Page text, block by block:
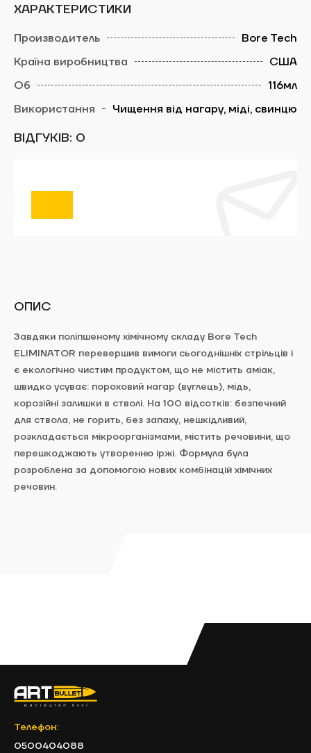
ХАРАКТЕРИСТИКИ
Bore Tech
США
116мл
Чищення від нагару, міді, свинцю
ВІДГУКІВ: 0
ОПИС
Завдяки поліпшеному хімічному складу Bore Tech
ELIMINATOR перевершив вимоги сьогоднішніх стрільців і
є екологічно чистим продуктом, що не містить аміак,
швидко усуває: пороховий нагар (вуглець), мідь,
корозійні залишки в стволі. На 100 відсотків: безпечний
для ствола, не горить, без запаху, нешкідливий,
розкладається мікроорганізмами, містить речовини, що
перешкоджають утворенню іржі. Формула була
розроблена за допомогою нових комбінацій хімічних
речовин.
Next
Телефон:
0500404088
19:00. Ваш запис вважається дійсним, тільки
ArtBullet.